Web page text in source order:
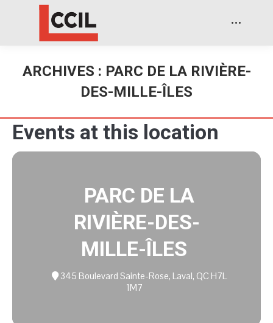
ARCHIVES : PARC DE LA RIVIÈRE-
DES-MILLE-ÎLES
Events at this location
PARC DE LA
RIVIÈRE-DES-
MILLE-ÎLES
345 Boulevard Sainte-Rose, Laval, QC H7L
1M7